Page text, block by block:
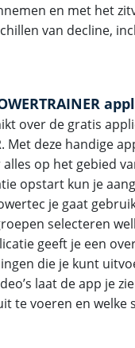
en met het
van decline,
over de gratis
Met deze handige
op het gebied
opstart kun je
je gaat
selecteren
geeft je een
die je kunt
laat de app je
te voeren en welke